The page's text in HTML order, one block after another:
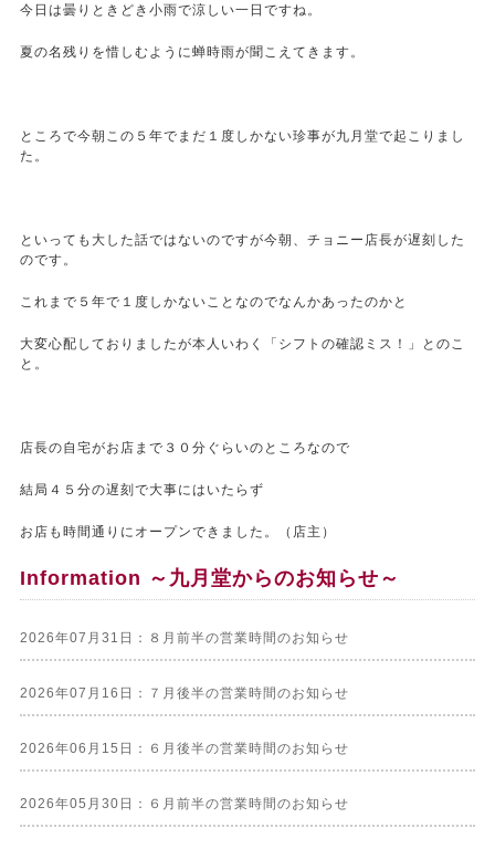
今日は曇りときどき小雨で涼しい一日ですね。
夏の名残りを惜しむように蝉時雨が聞こえてきます。
ところで今朝この５年でまだ１度しかない珍事が九月堂で起こりまし
た。
といっても大した話ではないのですが今朝、チョニー店長が遅刻した
のです。
これまで５年で１度しかないことなのでなんかあったのかと
大変心配しておりましたが本人いわく「シフトの確認ミス！」とのこ
と。
店長の自宅がお店まで３０分ぐらいのところなので
結局４５分の遅刻で大事にはいたらず
お店も時間通りにオープンできました。（店主）
Information ～九月堂からのお知らせ～
2026年07月31日：８月前半の営業時間のお知らせ
2026年07月16日：７月後半の営業時間のお知らせ
2026年06月15日：６月後半の営業時間のお知らせ
2026年05月30日：６月前半の営業時間のお知らせ